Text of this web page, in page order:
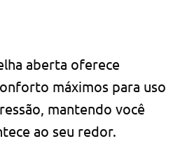
aberta oferece
máximos para uso
mantendo você
ao seu redor.